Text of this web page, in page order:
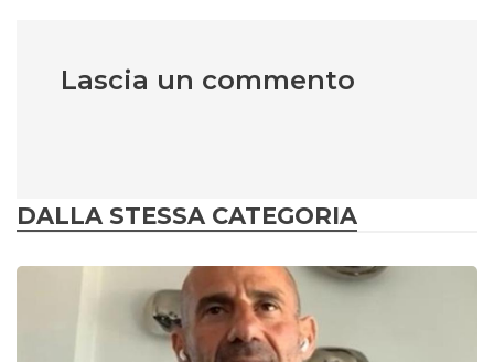
Lascia un commento
DALLA STESSA CATEGORIA